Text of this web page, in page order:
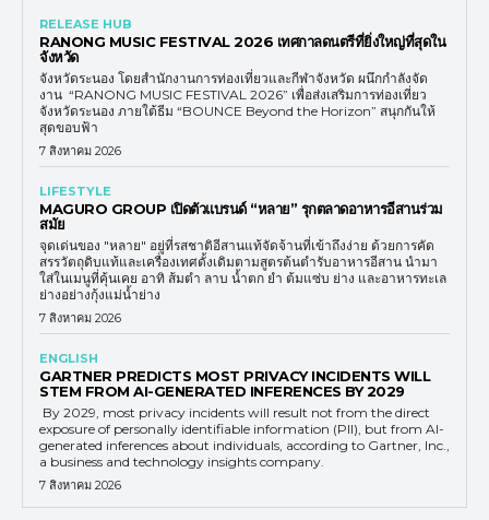
RELEASE HUB
RANONG MUSIC FESTIVAL 2026 เทศกาลดนตรีที่ยิ่งใหญ่ที่สุดใน
จังหวัด
จังหวัดระนอง โดยสำนักงานการท่องเที่ยวและกีฬาจังหวัด ผนึกกำลังจัด
งาน “RANONG MUSIC FESTIVAL 2026” เพื่อส่งเสริมการท่องเที่ยว
จังหวัดระนอง ภายใต้ธีม “BOUNCE Beyond the Horizon” สนุกกันให้
สุดขอบฟ้า
7 สิงหาคม 2026
LIFESTYLE
MAGURO GROUP เปิดตัวแบรนด์ “หลาย” รุกตลาดอาหารอีสานร่วม
สมัย
จุดเด่นของ "หลาย" อยู่ที่รสชาติอีสานแท้จัดจ้านที่เข้าถึงง่าย ด้วยการคัด
สรรวัตถุดิบแท้และเครื่องเทศดั้งเดิมตามสูตรต้นตำรับอาหารอีสาน นำมา
ใส่ในเมนูที่คุ้นเคย อาทิ ส้มตำ ลาบ น้ำตก ยำ ต้มแซ่บ ย่าง และอาหารทะเล
ย่างอย่างกุ้งแม่น้ำย่าง
7 สิงหาคม 2026
ENGLISH
GARTNER PREDICTS MOST PRIVACY INCIDENTS WILL
STEM FROM AI-GENERATED INFERENCES BY 2029
By 2029, most privacy incidents will result not from the direct
exposure of personally identifiable information (PII), but from AI-
generated inferences about individuals, according to Gartner, Inc.,
a business and technology insights company.
7 สิงหาคม 2026